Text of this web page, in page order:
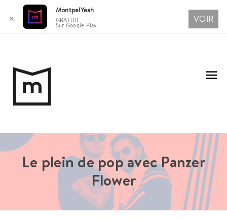
contenu
Le plein de pop avec Panzer
Flower
✕
MontpelYeah
GRATUIT
Sur Google Play
VOIR